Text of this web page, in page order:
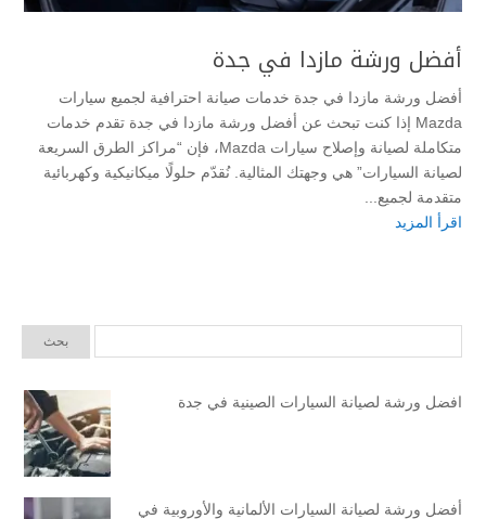
أفضل ورشة مازدا في جدة
أفضل ورشة مازدا في جدة خدمات صيانة احترافية لجميع سيارات
Mazda إذا كنت تبحث عن أفضل ورشة مازدا في جدة تقدم خدمات
متكاملة لصيانة وإصلاح سيارات Mazda، فإن “مراكز الطرق السريعة
لصيانة السيارات” هي وجهتك المثالية. نُقدّم حلولًا ميكانيكية وكهربائية
متقدمة لجميع...
اقرأ المزيد
افضل ورشة لصيانة السيارات الصينية في جدة
أفضل ورشة لصيانة السيارات الألمانية والأوروبية في